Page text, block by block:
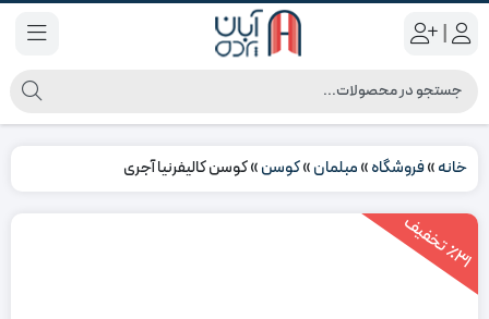
|
خانه»فروشگاه»مبلمان»کوسن»کوسن کالیفرنیا آجری
٪3
1
ت
خ
ف
یف